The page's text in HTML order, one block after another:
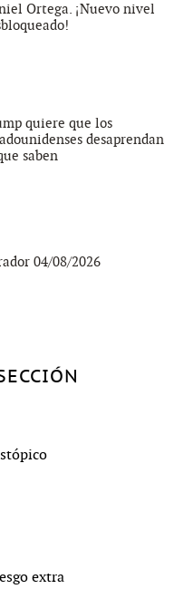
Ortega. ¡Nuevo nivel
quiere que los
desaprendan
saben
04/08/2026
extra